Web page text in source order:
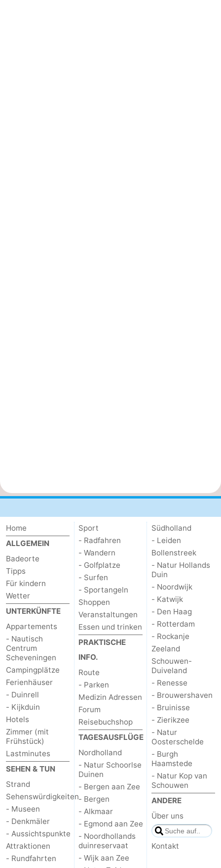
Home
ALLGEMEIN
Badeorte
Tipps
Für kindern
Wetter
UNTERKÜNFTE
Appartements
- Nautisch
Centrum
Scheveningen
Campingplätze
Ferienhäuser
- Duinrell
- Kijkduin
Hotels
Zimmer (mit
Frühstück)
Lastminutes
SEHEN & TUN
Strand
Sehenswürdigkeiten
- Museen
- Denkmäler
- Aussichtspunkte
Attraktionen
- Rundfahrten
Sport
- Radfahren
- Wandern
- Golfplatze
- Surfen
- Sportangeln
Shoppen
Veranstaltungen
Essen und trinken
PRAKTISCHE
INFO.
Route
- Parken
Medizin Adressen
Forum
Reisebuchshop
TAGESAUSFLÜGE
Nordholland
- Natur Schoorlse
Duinen
- Bergen aan Zee
- Bergen
- Alkmaar
- Egmond aan Zee
- Noordhollands
duinreservaat
- Wijk aan Zee
Südholland
- Leiden
Bollenstreek
- Natur Hollands
Duin
- Noordwijk
- Katwijk
- Den Haag
- Rotterdam
- Rockanje
Zeeland
Schouwen-
Duiveland
- Renesse
- Brouwershaven
- Bruinisse
- Zierikzee
- Natur
Oosterschelde
- Burgh
Haamstede
- Natur Kop van
Schouwen
ANDERE
Über uns
Kontakt